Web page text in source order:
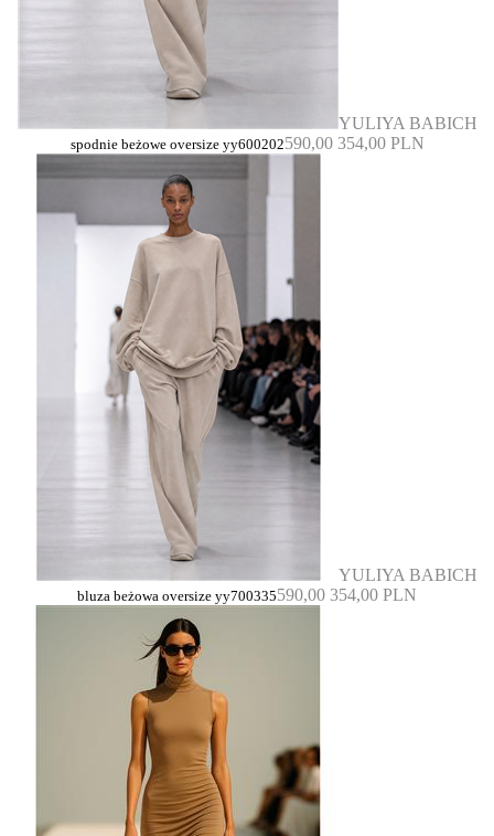
YULIYA BABICH
spodnie beżowe oversize yy600202590,00 354,00 PLN
YULIYA BABICH
bluza beżowa oversize yy700335590,00 354,00 PLN